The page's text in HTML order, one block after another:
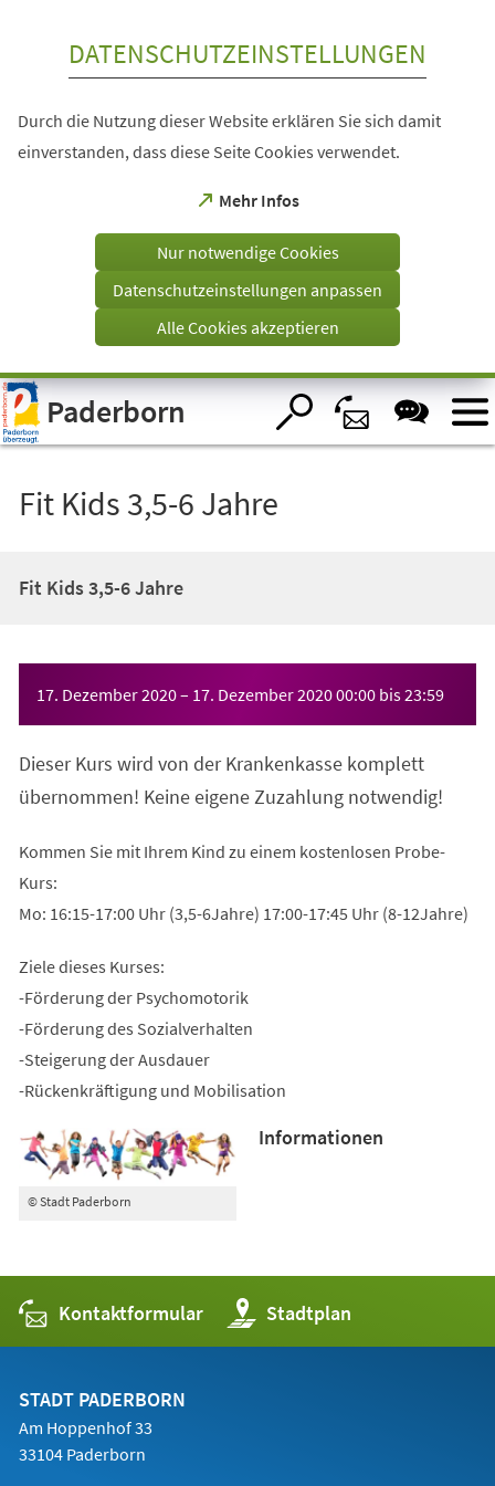
Visuelle
Assistenzsoftware
öffnen.
DATENSCHUTZEINSTELLUNGEN
Durch die Nutzung dieser Website erklären Sie sich damit
einverstanden, dass diese Seite Cookies verwendet.
Mehr Infos
(Öffnet
einem
Tab)
Nur notwendige Cookies
Datenschutzeinstellungen anpassen
Alle Cookies akzeptieren
Paderborn
Fit Kids 3,5-6 Jahre
Fit Kids 3,5-6 Jahre
17. Dezember 2020– 17. Dezember 202000:00 bis23:59
Dieser Kurs wird von der Krankenkasse komplett
übernommen! Keine eigene Zuzahlung notwendig!
Kommen Sie mit Ihrem Kind zu einem kostenlosen Probe-
Kurs:
Mo: 16:15-17:00 Uhr (3,5-6Jahre) 17:00-17:45 Uhr (8-12Jahre)
Ziele dieses Kurses:
-Förderung der Psychomotorik
-Förderung des Sozialverhalten
-Steigerung der Ausdauer
-Rückenkräftigung und Mobilisation
© Stadt Paderborn
Informationen
Kontaktformular Stadtplan
(Öffnet
in
einem
STADT PADERBORN
Am Hoppenhof 33
33104 Paderborn